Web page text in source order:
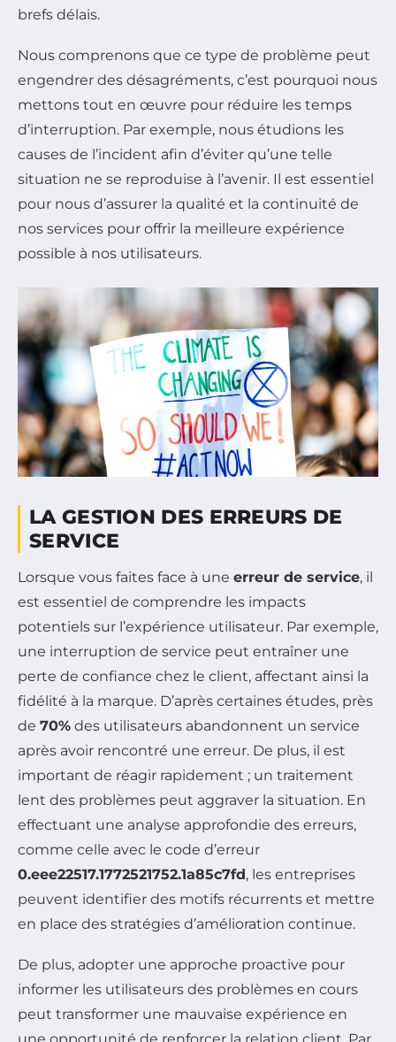
brefs délais.
Nous comprenons que ce type de problème peut
engendrer des désagréments, c’est pourquoi nous
mettons tout en œuvre pour réduire les temps
d’interruption. Par exemple, nous étudions les
causes de l’incident afin d’éviter qu’une telle
situation ne se reproduise à l’avenir. Il est essentiel
pour nous d’assurer la qualité et la continuité de
nos services pour offrir la meilleure expérience
possible à nos utilisateurs.
LA GESTION DES ERREURS DE
SERVICE
Lorsque vous faites face à une erreur de service, il
est essentiel de comprendre les impacts
potentiels sur l’expérience utilisateur. Par exemple,
une interruption de service peut entraîner une
perte de confiance chez le client, affectant ainsi la
fidélité à la marque. D’après certaines études, près
de 70% des utilisateurs abandonnent un service
après avoir rencontré une erreur. De plus, il est
important de réagir rapidement ; un traitement
lent des problèmes peut aggraver la situation. En
effectuant une analyse approfondie des erreurs,
comme celle avec le code d’erreur
0.eee22517.1772521752.1a85c7fd, les entreprises
peuvent identifier des motifs récurrents et mettre
en place des stratégies d’amélioration continue.
De plus, adopter une approche proactive pour
informer les utilisateurs des problèmes en cours
peut transformer une mauvaise expérience en
une opportunité de renforcer la relation client. Par